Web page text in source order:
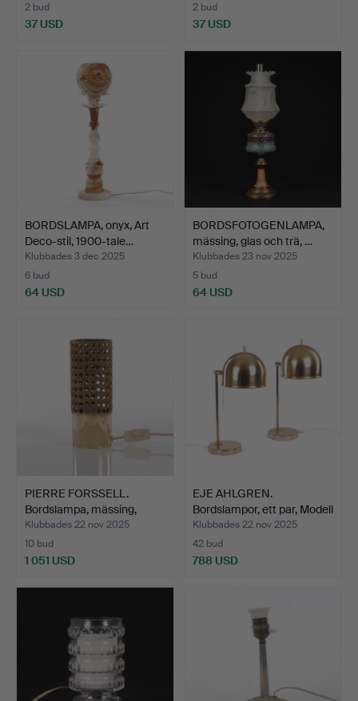
2 bud
37 USD
2 bud
37 USD
BORDSLAMPA, onyx, Art
Deco-stil, 1900-tale…
Klubbades 3 dec 2025
6 bud
64 USD
BORDSFOTOGENLAMPA,
mässing, glas och trä, …
Klubbades 23 nov 2025
5 bud
64 USD
PIERRE FORSSELL.
Bordslampa, mässing,
mode…
Klubbades 22 nov 2025
10 bud
1 051 USD
EJE AHLGREN.
Bordslampor, ett par, Modell
…
Klubbades 22 nov 2025
42 bud
788 USD